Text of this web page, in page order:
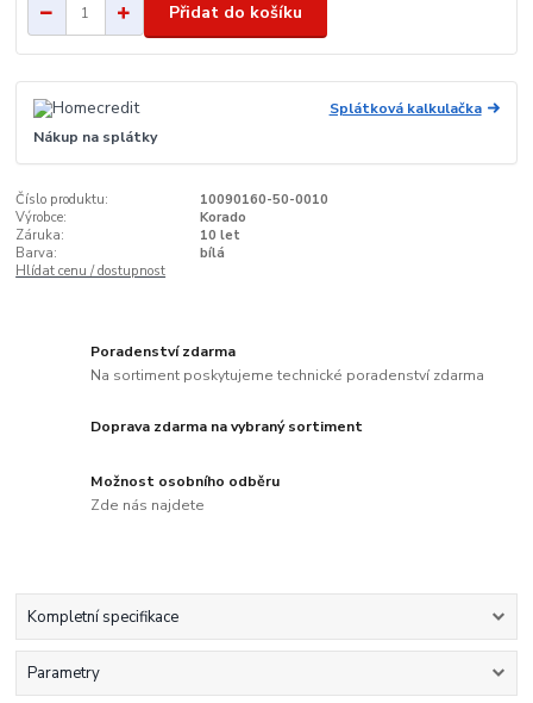
Přidat do košíku
Splátková kalkulačka
Nákup na splátky
Číslo produktu:
10090160-50-0010
Výrobce:
Korado
Záruka:
10 let
Barva:
bílá
Hlídat cenu / dostupnost
Poradenství zdarma
Na sortiment poskytujeme technické poradenství zdarma
Doprava zdarma na vybraný sortiment
Možnost osobního odběru
Zde nás najdete
Kompletní specifikace
Parametry